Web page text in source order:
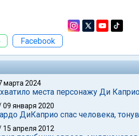
Facebook
марта 2024
места персонажу Ди
09 января 2020
ДиКаприо спас человека,
15 апреля 2012